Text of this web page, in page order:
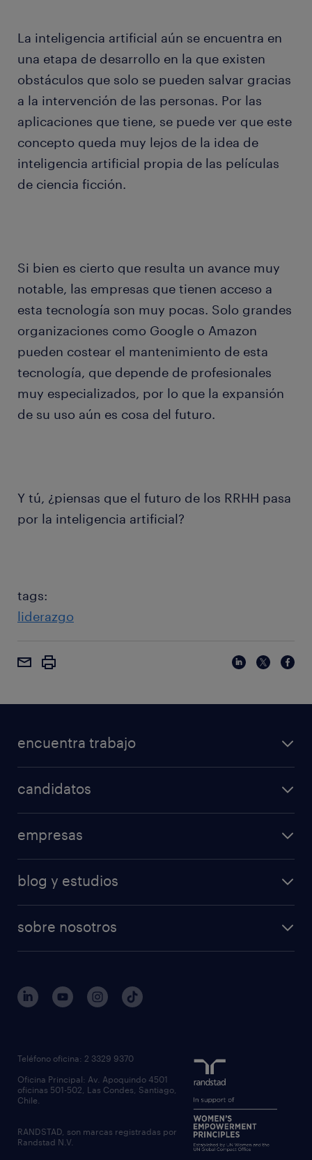
La inteligencia artificial aún se encuentra en
una etapa de desarrollo en la que existen
obstáculos que solo se pueden salvar gracias
a la intervención de las personas. Por las
aplicaciones que tiene, se puede ver que este
concepto queda muy lejos de la idea de
inteligencia artificial propia de las películas
de ciencia ficción.
Si bien es cierto que resulta un avance muy
notable, las empresas que tienen acceso a
esta tecnología son muy pocas. Solo grandes
organizaciones como Google o Amazon
pueden costear el mantenimiento de esta
tecnología, que depende de profesionales
muy especializados, por lo que la expansión
de su uso aún es cosa del futuro.
Y tú, ¿piensas que el futuro de los RRHH pasa
por la inteligencia artificial?
tags:
liderazgo
encuentra trabajo
candidatos
empresas
blog y estudios
sobre nosotros
Teléfono oficina: 2 3329 9370
Oficina Principal: Av. Apoquindo 4501
oficinas 501-502, Las Condes, Santiago,
Chile.
RANDSTAD, son marcas registradas por
Randstad N.V.